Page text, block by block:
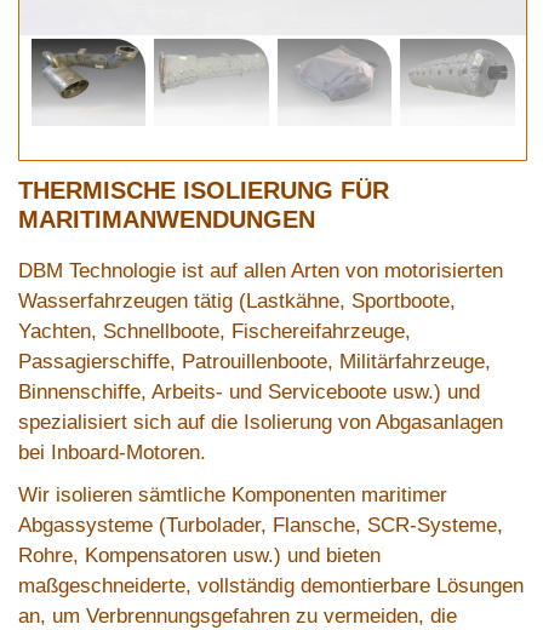
THERMISCHE ISOLIERUNG FÜR
MARITIMANWENDUNGEN
DBM Technologie ist auf allen Arten von motorisierten
Wasserfahrzeugen tätig (Lastkähne, Sportboote,
Yachten, Schnellboote, Fischereifahrzeuge,
Passagierschiffe, Patrouillenboote, Militärfahrzeuge,
Binnenschiffe, Arbeits- und Serviceboote usw.) und
spezialisiert sich auf die Isolierung von Abgasanlagen
bei Inboard-Motoren.
Wir isolieren sämtliche Komponenten maritimer
Abgassysteme (Turbolader, Flansche, SCR-Systeme,
Rohre, Kompensatoren usw.) und bieten
maßgeschneiderte, vollständig demontierbare Lösungen
an, um Verbrennungsgefahren zu vermeiden, die